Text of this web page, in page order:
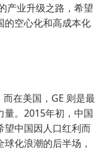
产业升级之路，希望
的空心化和高成本化
在美国，GE 则是最
量。2015年初，中国
望中国因人口红利而
化浪潮的后半场，